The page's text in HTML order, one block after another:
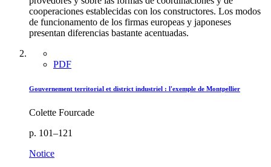
cooperaciones establecidas con los constructores. Los modos
de funcionamento de los firmas europeas y japoneses
presentan diferencias bastante acentuadas.
PDF
Gouvernement territorial et district industriel : l'exemple de Montpellier
Colette Fourcade
p. 101–121
Notice